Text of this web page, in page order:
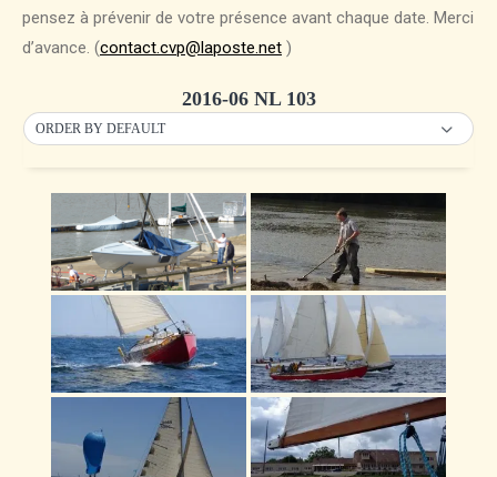
pensez à prévenir de votre présence avant chaque date. Merci
d’avance. (contact.cvp@laposte.net )
2016-06 NL 103
ORDER BY DEFAULT